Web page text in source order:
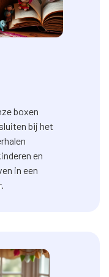
boxen
bij het
en
in een